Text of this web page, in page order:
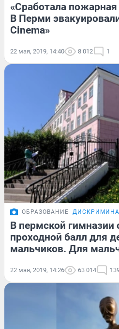
«Сработала пожарная
В Перми
Cinema»
22 мая, 2019, 14:40 8 012 1
ОБРАЗОВАНИЕ
В пермской гимназии
проходной балл для
мальчиков. Для
22 мая, 2019, 14:26 63 014